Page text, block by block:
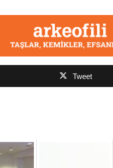
Tweet